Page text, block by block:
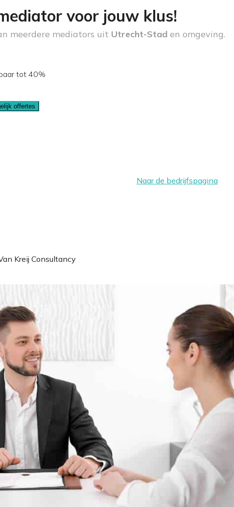
voor jouw klus!
meerdere mediators uit Utrecht-Stad en omgeving.
tot 40%
offertes
Naar de bedrijfspagina
Kreij Consultancy